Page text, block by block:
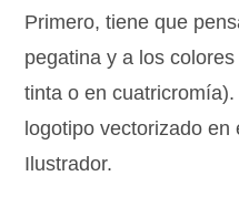
Primero, tiene que
pegatina y a los
tinta o en
logotipo vectorizado
Ilustrador.